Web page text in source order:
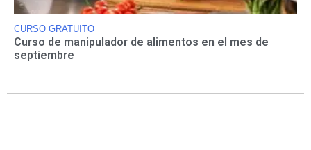
CURSO GRATUITO
Curso de manipulador de alimentos en el mes de
septiembre